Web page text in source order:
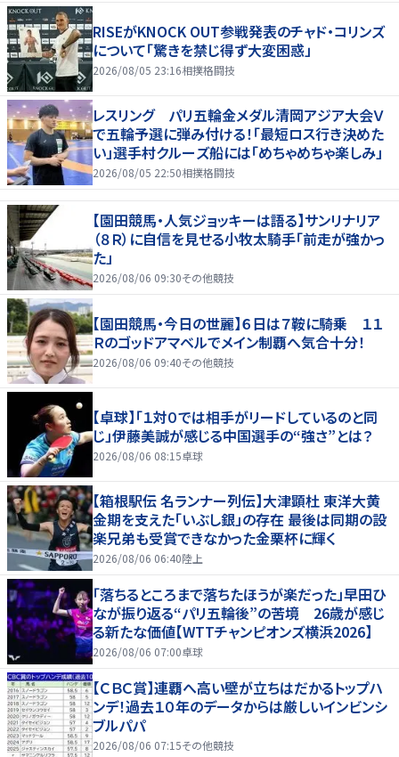
RISEがKNOCK OUT参戦発表のチャド・コリンズ
について「驚きを禁じ得ず大変困惑」
2026/08/05 23:16相撲格闘技
レスリング パリ五輪金メダル清岡アジア大会Ｖ
で五輪予選に弾み付ける！「最短ロス行き決めた
い」選手村クルーズ船には「めちゃめちゃ楽しみ」
2026/08/05 22:50相撲格闘技
【園田競馬・人気ジョッキーは語る】サンリナリア
（８Ｒ）に自信を見せる小牧太騎手「前走が強かっ
た」
2026/08/06 09:30その他競技
【園田競馬・今日の世麗】６日は７鞍に騎乗 １１
Ｒのゴッドアマベルでメイン制覇へ気合十分！
2026/08/06 09:40その他競技
【卓球】「１対０では相手がリードしているのと同
じ」伊藤美誠が感じる中国選手の“強さ”とは？
2026/08/06 08:15卓球
【箱根駅伝 名ランナー列伝】大津顕杜 東洋大黄
金期を支えた「いぶし銀」の存在 最後は同期の設
楽兄弟も受賞できなかった金栗杯に輝く
2026/08/06 06:40陸上
「落ちるところまで落ちたほうが楽だった」早田ひ
なが振り返る“パリ五輪後”の苦境 26歳が感じ
る新たな価値【WTTチャンピオンズ横浜2026】
2026/08/06 07:00卓球
【ＣＢＣ賞】連覇へ高い壁が立ちはだかるトップハ
ンデ！過去１０年のデータからは厳しいインビンシ
ブルパパ
2026/08/06 07:15その他競技